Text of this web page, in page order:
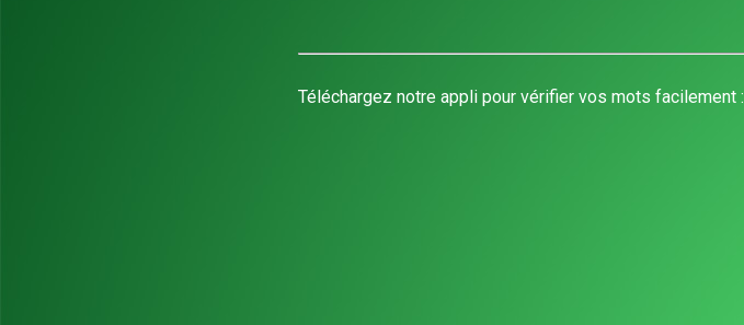
Téléchargez notre appli pour vérifier vos mots facilement :